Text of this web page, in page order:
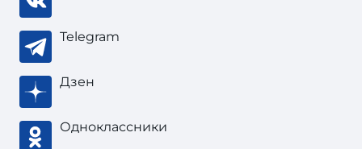
Telegram
Дзен
Одноклассники